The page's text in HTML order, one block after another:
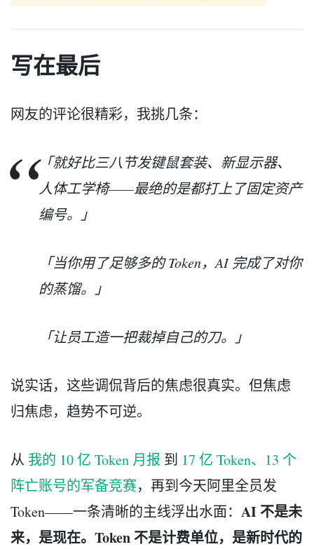
写在最后
网友的评论很精彩，我挑几条：
「就好比三八节发键鼠套装、新显示器、
人体工学椅——最绝的是都打上了固定资产
编号。」
「当你用了足够多的 Token，AI 完成了对你
的蒸馏。」
「让员工造一把裁掉自己的刀。」
说实话，这些调侃背后的焦虑很真实。但焦虑
归焦虑，趋势不可逆。
从 我的 10 亿 Token 月报 到 17 亿 Token、13 个
阵亡账号的军备竞赛，再到今天阿里全员发
Token——一条清晰的主线浮出水面： AI 不是未
来，是现在。Token 不是计费单位，是新时代的